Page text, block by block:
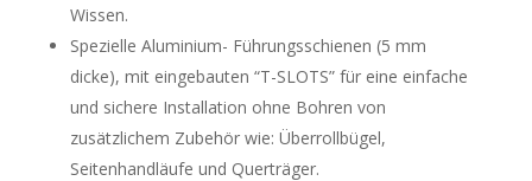
Wissen.
Spezielle Aluminium- Führungsschienen (5 mm
dicke), mit eingebauten “T-SLOTS” für eine einfache
und sichere Installation ohne Bohren von
zusätzlichem Zubehör wie: Überrollbügel,
Seitenhandläufe und Querträger.